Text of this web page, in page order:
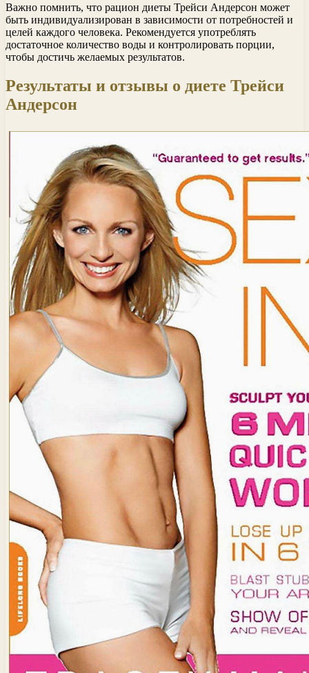
Важно помнить, что рацион диеты Трейси Андерсон может
быть индивидуализирован в зависимости от потребностей и
целей каждого человека. Рекомендуется употреблять
достаточное количество воды и контролировать порции,
чтобы достичь желаемых результатов.
Результаты и отзывы о диете Трейси
Андерсон